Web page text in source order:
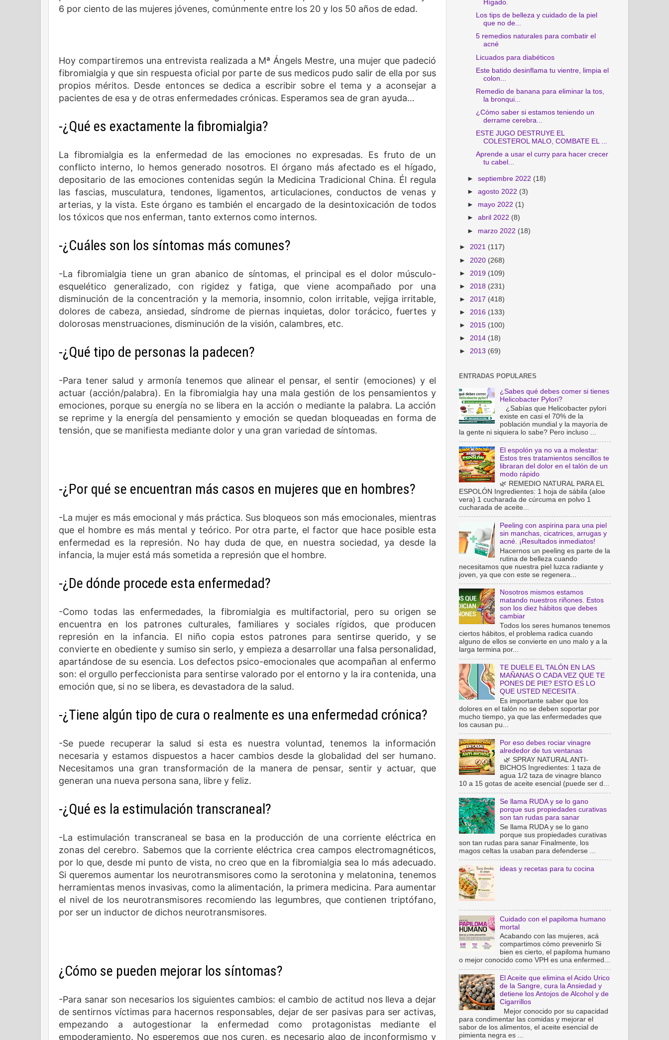
6 por ciento de las mujeres jóvenes, comúnmente entre los 20 y los 50 años de edad.
Hoy compartiremos una entrevista realizada a Mª Ángels Mestre, una mujer que padeció
fibromialgia y que sin respuesta oficial por parte de sus medicos pudo salir de ella por sus
propios méritos. Desde entonces se dedica a escribir sobre el tema y a aconsejar a
pacientes de esa y de otras enfermedades crónicas. Esperamos sea de gran ayuda…
-¿Qué es exactamente la fibromialgia?
La fibromialgia es la enfermedad de las emociones no expresadas. Es fruto de un
conflicto interno, lo hemos generado nosotros. El órgano más afectado es el hígado,
depositario de las emociones contenidas según la Medicina Tradicional China. Él regula
las fascias, musculatura, tendones, ligamentos, articulaciones, conductos de venas y
arterias, y la vista. Este órgano es también el encargado de la desintoxicación de todos
los tóxicos que nos enferman, tanto externos como internos.
-¿Cuáles son los síntomas más comunes?
-La fibromialgia tiene un gran abanico de síntomas, el principal es el dolor músculo-
esquelético generalizado, con rigidez y fatiga, que viene acompañado por una
disminución de la concentración y la memoria, insomnio, colon irritable, vejiga irritable,
dolores de cabeza, ansiedad, síndrome de piernas inquietas, dolor torácico, fuertes y
dolorosas menstruaciones, disminución de la visión, calambres, etc.
-¿Qué tipo de personas la padecen?
-Para tener salud y armonía tenemos que alinear el pensar, el sentir (emociones) y el
actuar (acción/palabra). En la fibromialgia hay una mala gestión de los pensamientos y
emociones, porque su energía no se libera en la acción o mediante la palabra. La acción
se reprime y la energía del pensamiento y emoción se quedan bloqueadas en forma de
tensión, que se manifiesta mediante dolor y una gran variedad de síntomas.
-¿Por qué se encuentran más casos en mujeres que en hombres?
-La mujer es más emocional y más práctica. Sus bloqueos son más emocionales, mientras
que el hombre es más mental y teórico. Por otra parte, el factor que hace posible esta
enfermedad es la represión. No hay duda de que, en nuestra sociedad, ya desde la
infancia, la mujer está más sometida a represión que el hombre.
-¿De dónde procede esta enfermedad?
-Como todas las enfermedades, la fibromialgia es multifactorial, pero su origen se
encuentra en los patrones culturales, familiares y sociales rígidos, que producen
represión en la infancia. El niño copia estos patrones para sentirse querido, y se
convierte en obediente y sumiso sin serlo, y empieza a desarrollar una falsa personalidad,
apartándose de su esencia. Los defectos psico-emocionales que acompañan al enfermo
son: el orgullo perfeccionista para sentirse valorado por el entorno y la ira contenida, una
emoción que, si no se libera, es devastadora de la salud.
-¿Tiene algún tipo de cura o realmente es una enfermedad crónica?
-Se puede recuperar la salud si esta es nuestra voluntad, tenemos la información
necesaria y estamos dispuestos a hacer cambios desde la globalidad del ser humano.
Necesitamos una gran transformación de la manera de pensar, sentir y actuar, que
generan una nueva persona sana, libre y feliz.
-¿Qué es la estimulación transcraneal?
-La estimulación transcraneal se basa en la producción de una corriente eléctrica en
zonas del cerebro. Sabemos que la corriente eléctrica crea campos electromagnéticos,
por lo que, desde mi punto de vista, no creo que en la fibromialgia sea lo más adecuado.
Si queremos aumentar los neurotransmisores como la serotonina y melatonina, tenemos
herramientas menos invasivas, como la alimentación, la primera medicina. Para aumentar
el nivel de los neurotransmisores recomiendo las legumbres, que contienen triptófano,
por ser un inductor de dichos neurotransmisores.
¿Cómo se pueden mejorar los síntomas?
-Para sanar son necesarios los siguientes cambios: el cambio de actitud nos lleva a dejar
de sentirnos víctimas para hacernos responsables, dejar de ser pasivas para ser activas,
empezando a autogestionar la enfermedad como protagonistas mediante el
empoderamiento. No esperemos que nos curen, es necesario algo de inconformismo y
Hígado.
Los tips de belleza y cuidado de la piel
que no de...
5 remedios naturales para combatir el
acné
Licuados para diabéticos
Este batido desinflama tu vientre, limpia el
colon...
Remedio de banana para eliminar la tos,
la bronqui...
¿Cómo saber si estamos teniendo un
derrame cerebra...
ESTE JUGO DESTRUYE EL
COLESTEROL MALO, COMBATE EL ...
Aprende a usar el curry para hacer crecer
tu cabel...
►septiembre 2022 (18)
►agosto 2022 (3)
► mayo 2022 (1)
►abril 2022 (8)
► marzo 2022 (18)
► 2021 (117)
► 2020 (268)
► 2019 (109)
► 2018 (231)
► 2017 (418)
► 2016 (133)
► 2015 (100)
► 2014 (18)
► 2013 (69)
ENTRADAS POPULARES
¿Sabes qué debes comer si tienes
Helicobacter Pylori?
¿Sabías que Helicobacter pylori
existe en casi el 70% de la
población mundial y la mayoría de
la gente ni siquiera lo sabe? Pero incluso ...
El espolón ya no va a molestar:
Estos tres tratamientos sencillos te
libraran del dolor en el talón de un
modo rápido
🌿 REMEDIO NATURAL PARA EL
ESPOLÓN Ingredientes: 1 hoja de sábila (aloe
vera) 1 cucharada de cúrcuma en polvo 1
cucharada de aceite...
Peeling con aspirina para una piel
sin manchas, cicatrices, arrugas y
acné. ¡Resultados inmediatos!
Hacernos un peeling es parte de la
rutina de belleza cuando
necesitamos que nuestra piel luzca radiante y
joven, ya que con este se regenera...
Nosotros mismos estamos
matando nuestros riñones. Estos
son los diez hábitos que debes
cambiar
Todos los seres humanos tenemos
ciertos hábitos, el problema radica cuando
alguno de ellos se convierte en uno malo y a la
larga termina por...
TE DUELE EL TALÓN EN LAS
MAÑANAS O CADA VEZ QUE TE
PONES DE PIE? ESTO ES LO
QUE USTED NECESITA .
Es importante saber que los
dolores en el talón no se deben soportar por
mucho tiempo, ya que las enfermedades que
los causan pu...
Por eso debes rociar vinagre
alrededor de tus ventanas
🌿 SPRAY NATURAL ANTI-
BICHOS Ingredientes: 1 taza de
agua 1/2 taza de vinagre blanco
10 a 15 gotas de aceite esencial (puede ser d...
Se llama RUDA y se lo gano
porque sus propiedades curativas
son tan rudas para sanar
Se llama RUDA y se lo gano
porque sus propiedades curativas
son tan rudas para sanar Finalmente, los
magos celtas la usaban para defenderse ...
ideas y recetas para tu cocina
Cuidado con el papiloma humano
mortal
Acabando con las mujeres, acá
compartimos cómo prevenirlo Si
bien es cierto, el papiloma humano
o mejor conocido como VPH es una enfermed...
El Aceite que elimina el Acido Urico
de la Sangre, cura la Ansiedad y
detiene los Antojos de Alcohol y de
Cigarrillos
Mejor conocido por su capacidad
para condimentar las comidas y mejorar el
sabor de los alimentos, el aceite esencial de
pimienta negra es ...